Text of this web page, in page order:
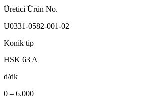
Üretici Ürün No.
U0331-0582-001-02
Konik tip
HSK 63 A
d/dk
0 – 6.000